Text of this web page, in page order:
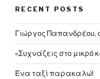
RECENT POSTS
Γιώργος Παπανδρέου,
«Συχνάζεις στο μικρό
Ένα ταξί παρακαλώ!